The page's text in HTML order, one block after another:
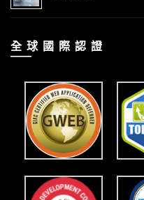
全 球 國 際 認 證